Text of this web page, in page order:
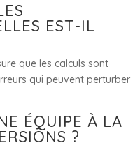
EST-IL
que les calculs sont
qui peuvent perturber
ÉQUIPE À LA
?